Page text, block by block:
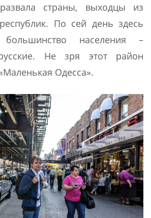
страны, выходцы из
республик. По сей день здесь
большинство населения –
Не зря этот район
Одесса».